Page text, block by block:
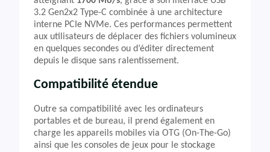
3.2 Gen2x2 Type-C combinée à une architecture
interne PCIe NVMe. Ces performances permettent
aux utilisateurs de déplacer des fichiers volumineux
en quelques secondes ou d’éditer directement
depuis le disque sans ralentissement.
Compatibilité étendue
Outre sa compatibilité avec les ordinateurs
portables et de bureau, il prend également en
charge les appareils mobiles via OTG (On-The-Go)
ainsi que les consoles de jeux pour le stockage